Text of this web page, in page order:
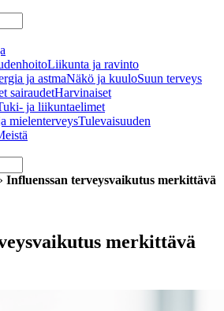
Liikunta ja ravinto
ja astmaNäkö ja kuuloSuun terveys
sairaudetHarvinaiset
ja liikuntaelimet
mielenterveysTulevaisuuden
Influenssan terveysvaikutus merkittävä
merkittävä